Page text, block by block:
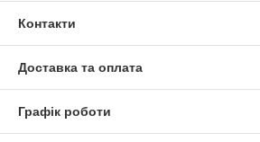
Контакти
Доставка та оплата
Графік роботи